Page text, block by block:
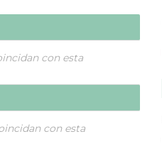
con esta
con esta